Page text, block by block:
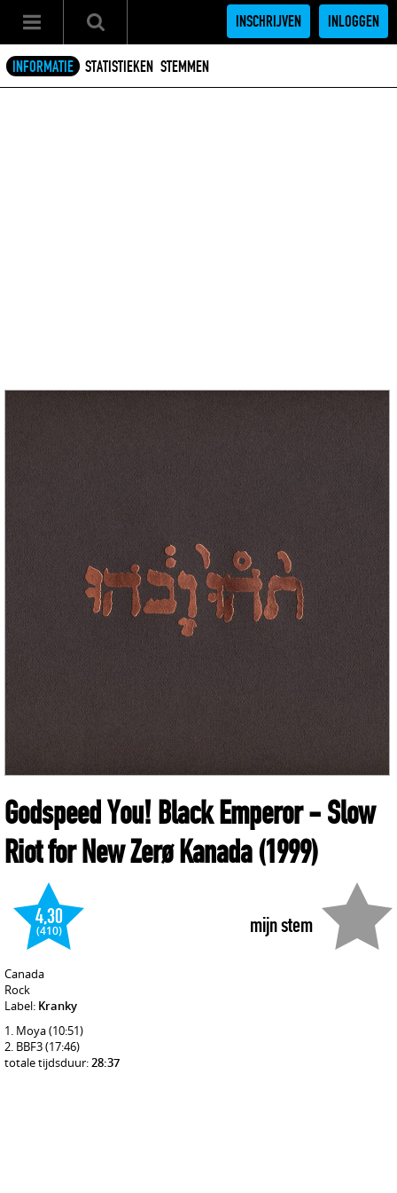
INSCHRIJVEN INLOGGEN
INFORMATIE STATISTIEKEN STEMMEN
Godspeed You! Black Emperor- Slow
Riot for New Zerø Kanada(1999)
mijn stem
4,30
(410)
Canada
Rock
Label: Kranky
Moya(10:51)
BBF3(17:46)
totale tijdsduur:28:37